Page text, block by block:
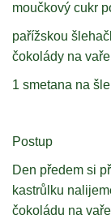
moučkový cukr
pařížskou
čokolády na
1 smetana na
Postup
Den předem si
kastrůlku
čokoládu na